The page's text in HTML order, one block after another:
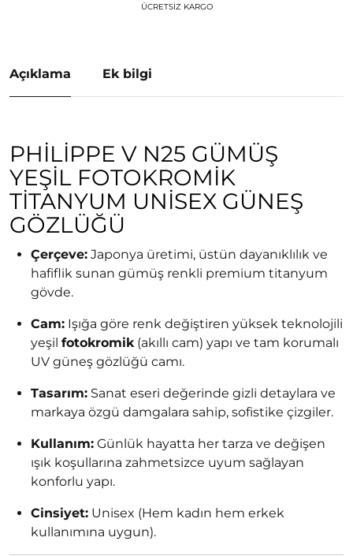
ÜCRETSIZ KARGO
Açıklama Ek bilgi
PHILIPPE V N25 GÜMÜŞ
YEŞIL FOTOKROMIK
TITANYUM UNISEX GÜNEŞ
GÖZLÜĞÜ
Çerçeve: Japonya üretimi, üstün dayanıklılık ve
hafiflik sunan gümüş renkli premium titanyum
gövde.
Cam: Işığa göre renk değiştiren yüksek teknolojili
yeşilfotokromik(akıllı cam) yapı ve tam korumalı
UV güneş gözlüğü camı.
Tasarım: Sanat eseri değerinde gizli detaylara ve
markaya özgü damgalara sahip, sofistike çizgiler.
Kullanım: Günlük hayatta her tarza ve değişen
ışık koşullarına zahmetsizce uyum sağlayan
konforlu yapı.
Cinsiyet: Unisex (Hem kadın hem erkek
kullanımına uygun).